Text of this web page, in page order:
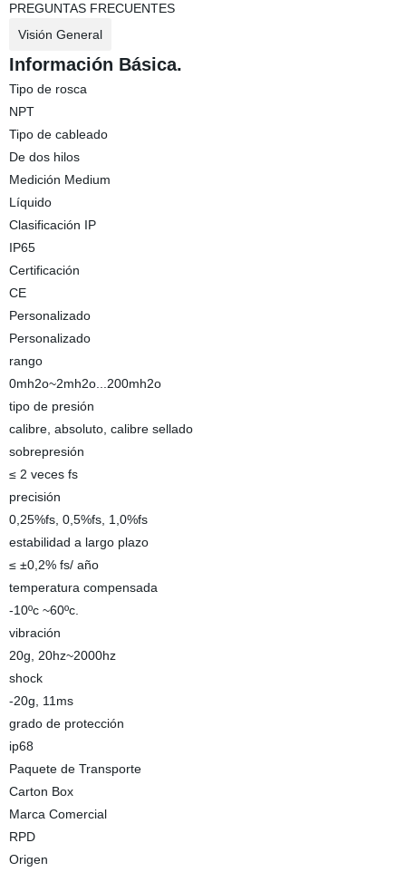
PREGUNTAS FRECUENTES
Visión General
Información Básica.
Tipo de rosca
NPT
Tipo de cableado
De dos hilos
Medición Medium
Líquido
Clasificación IP
IP65
Certificación
CE
Personalizado
Personalizado
rango
0mh2o~2mh2o...200mh2o
tipo de presión
calibre, absoluto, calibre sellado
sobrepresión
≤ 2 veces fs
precisión
0,25%fs, 0,5%fs, 1,0%fs
estabilidad a largo plazo
≤ ±0,2% fs/ año
temperatura compensada
-10ºc ~60ºc.
vibración
20g, 20hz~2000hz
shock
-20g, 11ms
grado de protección
ip68
Paquete de Transporte
Carton Box
Marca Comercial
RPD
Origen